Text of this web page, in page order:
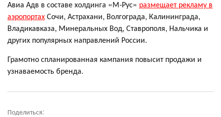
Авиа Адв в составе холдинга «М-Рус» размещает рекламу в
аэропортахСочи, Астрахани, Волгограда, Калининграда,
Владикавказа, Минеральных Вод, Ставрополя, Нальчика и
других популярных направлений России.
Грамотно спланированная кампания повысит продажи и
узнаваемость бренда.
Поделиться: